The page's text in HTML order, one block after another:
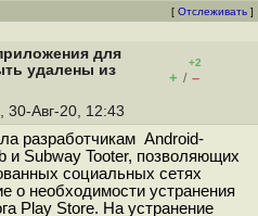
[ Отслеживать ]
для
удалены из
+2
+ / –
30-Авг-20, 12:43
разработчикам Android-
и Subway Tooter, позволяющих
социальных сетях
о необходимости устранения
Play Store. На устранение